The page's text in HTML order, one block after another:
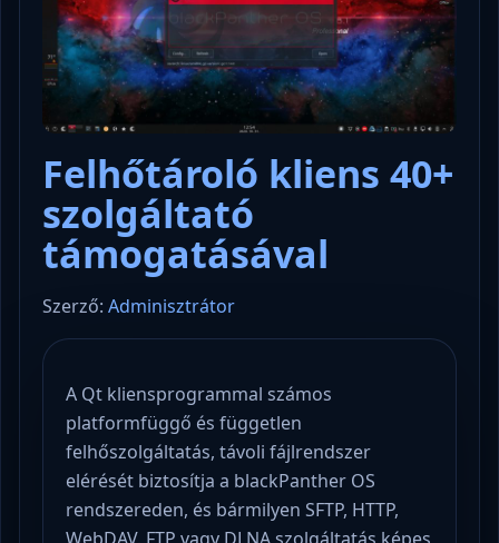
Felhőtároló kliens 40+
szolgáltató
támogatásával
Szerző: Adminisztrátor
A Qt kliensprogrammal számos
platformfüggő és független
felhőszolgáltatás, távoli fájlrendszer
elérését biztosítja a blackPanther OS
rendszereden, és bármilyen SFTP, HTTP,